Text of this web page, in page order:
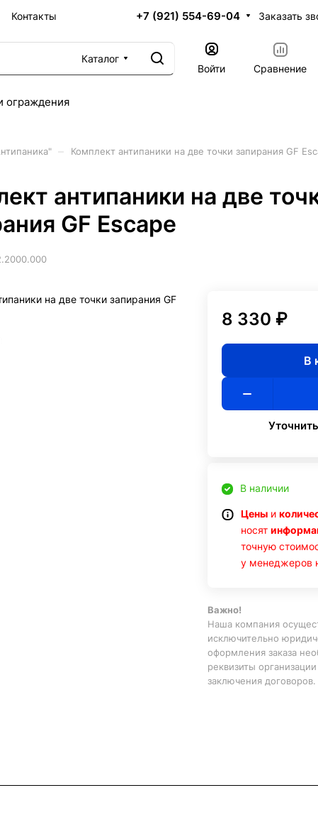
Контакты +7 (921) 554-69-04 Заказать
Каталог
Войти
Сравнение
ограждения
Комплект антипаники на две точки запирания GF
антипаники на две
GF Escape
на две точки запирания GF
8 330 ₽
В
В наличии
Цены и
носят
точную
у менеджеров
Важно!
Наша компания
исключительно
оформления заказа
реквизиты
заключения договоров.